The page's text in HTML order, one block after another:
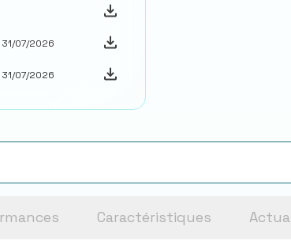
07/2026
07/2026
Caractéristiques